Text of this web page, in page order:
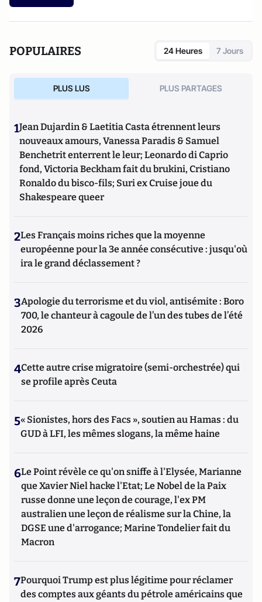
de grands groupes sur les nouvelles technologies et les
national de France Télévision et journaliste.
POPULAIRES 24 Heures 7 Jours
PLUS LUS PLUS PARTAGES
1Jean Dujardin & Laetitia Casta étrennent leurs
nouveaux amours, Vanessa Paradis & Samuel
Benchetrit enterrent le leur; Leonardo di Caprio
fond, Victoria Beckham fait du brukini, Cristiano
Ronaldo du bisco-fils; Suri ex Cruise joue du
Shakespeare queer
2Les Français moins riches que la moyenne
européenne pour la 3e année consécutive : jusqu'où
ira le grand déclassement ?
3Apologie du terrorisme et du viol, antisémite : Boro
700, le chanteur à cagoule de l’un des tubes de l’été
2026
4Cette autre crise migratoire (semi-orchestrée) qui
se profile après Ceuta
5« Sionistes, hors des Facs », soutien au Hamas : du
GUD à LFI, les mêmes slogans, la même haine
6Le Point révèle ce qu'on sniffe à l'Elysée, Marianne
que Xavier Niel hacke l'Etat; Le Nobel de la Paix
russe donne une leçon de courage, l'ex PM
australien une leçon de réalisme sur la Chine, la
DGSE une d'arrogance; Marine Tondelier fait du
Macron
7Pourquoi Trump est plus légitime pour réclamer
des comptes aux géants du pétrole américains que